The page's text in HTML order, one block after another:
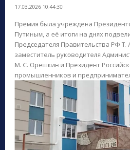
17.03.2026 10:44:30
Премия была учреждена
Путиным, а её итоги на днях
Председателя Правительства РФ Т.
заместитель руководителя
М. С. Орешкин и Президент
промышленников и